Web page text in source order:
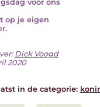
voor ons
op je eigen
Dick Voogd
2020
in de categorie: